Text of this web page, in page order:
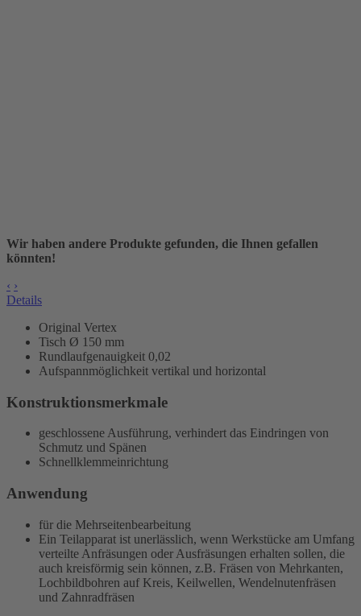
Wir haben andere Produkte gefunden, die Ihnen gefallen
könnten!
‹ ›
Details
Original Vertex
Tisch Ø 150 mm
Rundlaufgenauigkeit 0,02
Aufspannmöglichkeit vertikal und horizontal
Konstruktionsmerkmale
geschlossene Ausführung, verhindert das Eindringen von
Schmutz und Spänen
Schnellklemmeinrichtung
Anwendung
für die Mehrseitenbearbeitung
Ein Teilapparat ist unerlässlich, wenn Werkstücke am Umfang
verteilte Anfräsungen oder Ausfräsungen erhalten sollen, die
auch kreisförmig sein können, z.B. Fräsen von Mehrkanten,
Lochbildbohren auf Kreis, Keilwellen, Wendelnutenfräsen
und Zahnradfräsen